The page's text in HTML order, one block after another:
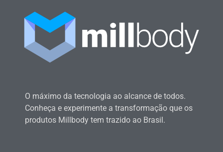
O máximo da tecnologia ao alcance de todos.
Conheça e experimente a transformação que os
produtos Millbody tem trazido ao Brasil.